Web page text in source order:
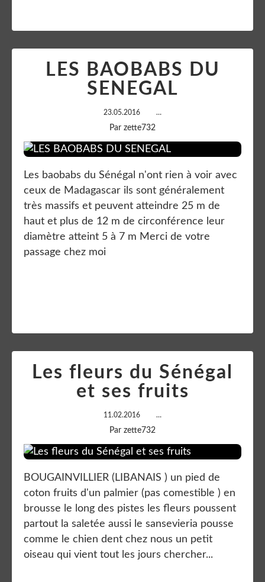
LES BAOBABS DU
SENEGAL
23.05.2016 …
Par zette732
Les baobabs du Sénégal n'ont rien à voir avec
ceux de Madagascar ils sont généralement
très massifs et peuvent atteindre 25 m de
haut et plus de 12 m de circonférence leur
diamètre atteint 5 à 7 m Merci de votre
passage chez moi
Les fleurs du Sénégal
et ses fruits
11.02.2016 …
Par zette732
BOUGAINVILLIER (LIBANAIS ) un pied de
coton fruits d'un palmier (pas comestible ) en
brousse le long des pistes les fleurs poussent
partout la saletée aussi le sansevieria pousse
comme le chien dent chez nous un petit
oiseau qui vient tout les jours chercher...